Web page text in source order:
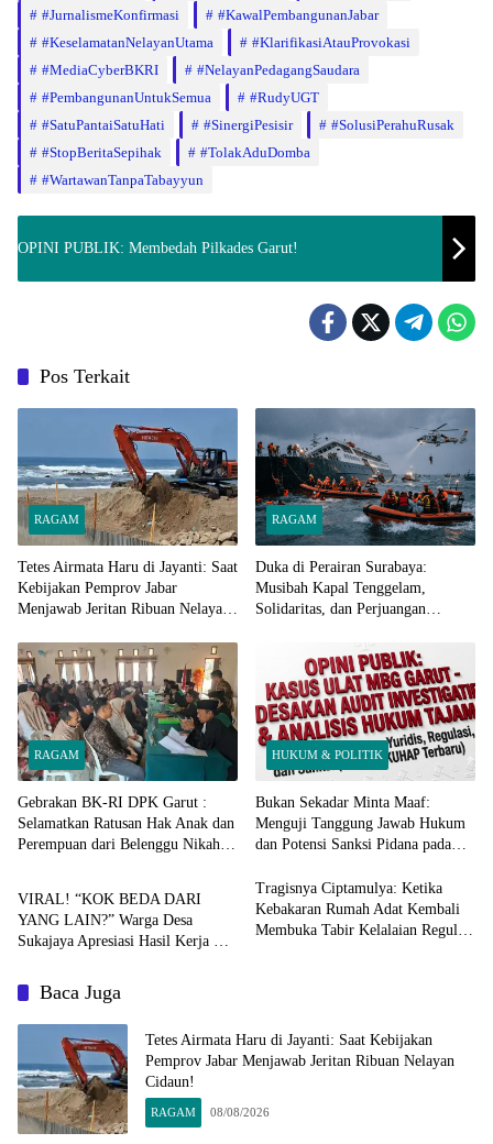
​#JurnalismeKonfirmasi
#KawalPembangunanJabar
#KeselamatanNelayanUtama
​#KlarifikasiAtauProvokasi
#MediaCyberBKRI
#NelayanPedagangSaudara
#PembangunanUntukSemua
#RudyUGT
​#SatuPantaiSatuHati
​#SinergiPesisir
​#SolusiPerahuRusak
​#StopBeritaSepihak
​#TolakAduDomba
#WartawanTanpaTabayyun
OPINI PUBLIK: Membedah Pilkades Garut!
Pos Terkait
RAGAM
Tetes Airmata Haru di Jayanti: Saat
Kebijakan Pemprov Jabar
Menjawab Jeritan Ribuan Nelayan
RAGAM
Duka di Perairan Surabaya:
Musibah Kapal Tenggelam,
Solidaritas, dan Perjuangan
RAGAM
Gebrakan BK-RI DPK Garut :
Selamatkan Ratusan Hak Anak dan
Perempuan dari Belenggu Nikah
HUKUM & POLITIK
Bukan Sekadar Minta Maaf:
Menguji Tanggung Jawab Hukum
dan Potensi Sanksi Pidana pada
RAGAM
​VIRAL! “KOK BEDA DARI
YANG LAIN?” Warga Desa
Sukajaya Apresiasi Hasil Kerja CV.
Tragisnya Ciptamulya: Ketika
Kebakaran Rumah Adat Kembali
Membuka Tabir Kelalaian Regulasi
Baca Juga
Tetes Airmata Haru di Jayanti: Saat Kebijakan
Pemprov Jabar Menjawab Jeritan Ribuan Nelayan
Cidaun!
RAGAM 08/08/2026